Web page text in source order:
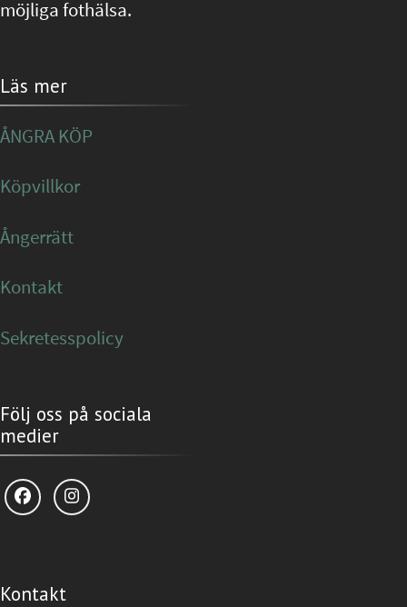
möjliga fothälsa.
Läs mer
ÅNGRA KÖP
Köpvillkor
Ångerrätt
Kontakt
Sekretesspolicy
Följ oss på sociala
medier
Kontakt